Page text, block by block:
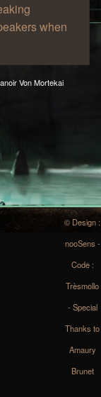
when
Von Mortekai
© Design :
nooSens -
Code :
Trèsmollo
- Special
Thanks to
Amaury
Brunet